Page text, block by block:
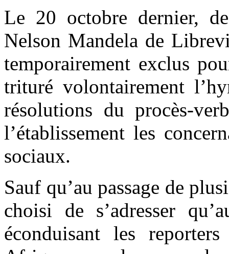
Le 20 octobre dernier,
Nelson Mandela de
temporairement exclus
trituré volontairement
résolutions du procès-
l’établissement les
sociaux.
Sauf qu’au passage de
choisi de s’adresser
éconduisant les